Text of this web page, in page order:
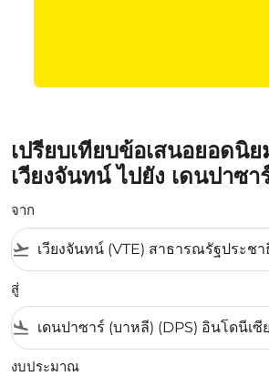
เปรียบเทียบข้อเสนอยอดนิ
เวียงจันทน์ ไปยัง เดนปาซ
จาก
flight_takeoff
สู่
flight_land
งบประมาณ